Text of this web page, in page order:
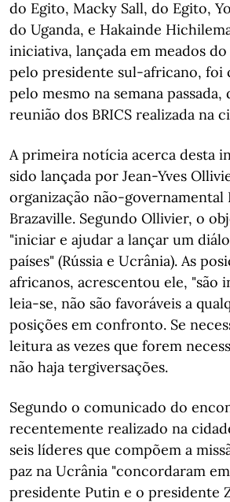
do Egito, Macky Sall, do Egito,
do Uganda, e Hakainde
iniciativa, lançada em meados do
pelo presidente sul-africano, foi
pelo mesmo na semana passada,
reunião dos BRICS realizada na
A primeira notícia acerca desta
sido lançada por Jean-Yves
organização não-governamental
Brazaville. Segundo Ollivier, o
"iniciar e ajudar a lançar um
países" (Rússia e Ucrânia). As
africanos, acrescentou ele, "são
leia-se, não são favoráveis a
posições em confronto. Se
leitura as vezes que forem
não haja tergiversações.
Segundo o comunicado do
recentemente realizado na
seis líderes que compõem a
paz na Ucrânia "concordaram
presidente Putin e o presidente